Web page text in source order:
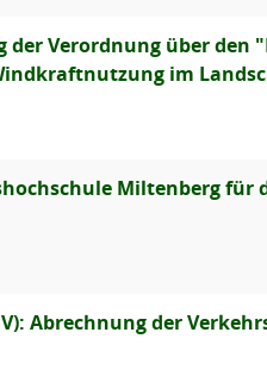
der Verordnung über
im
Miltenberg für
Abrechnung der